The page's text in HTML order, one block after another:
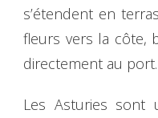
s’étendent en
fleurs vers la côte,
directement au port.
Les Asturies sont